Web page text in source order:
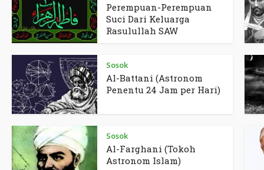
Perempuan-Perempuan
Suci Dari Keluarga
Rasulullah SAW
Sosok
Al-Battani (Astronom
Penentu 24 Jam per Hari)
Sosok
Al-Farghani (Tokoh
Astronom Islam)